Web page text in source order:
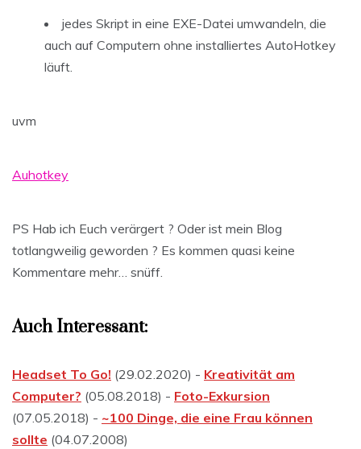
jedes Skript in eine EXE-Datei umwandeln, die
auch auf Computern ohne installiertes AutoHotkey
läuft.
uvm
Auhotkey
PS Hab ich Euch verärgert ? Oder ist mein Blog
totlangweilig geworden ? Es kommen quasi keine
Kommentare mehr… snüff.
Auch Interessant:
Headset To Go! (29.02.2020) - Kreativität am
Computer? (05.08.2018) - Foto-Exkursion
(07.05.2018) - ~100 Dinge, die eine Frau können
sollte (04.07.2008)